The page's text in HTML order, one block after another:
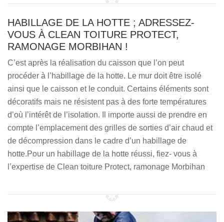
HABILLAGE DE LA HOTTE ; ADRESSEZ-
VOUS À CLEAN TOITURE PROTECT,
RAMONAGE MORBIHAN !
C’est après la réalisation du caisson que l’on peut
procéder à l’habillage de la hotte. Le mur doit être isolé
ainsi que le caisson et le conduit. Certains éléments sont
décoratifs mais ne résistent pas à des forte températures
d’où l’intérêt de l’isolation. Il importe aussi de prendre en
compte l’emplacement des grilles de sorties d’air chaud et
de décompression dans le cadre d’un habillage de
hotte.Pour un habillage de la hotte réussi, fiez- vous à
l’expertise de Clean toiture Protect, ramonage Morbihan